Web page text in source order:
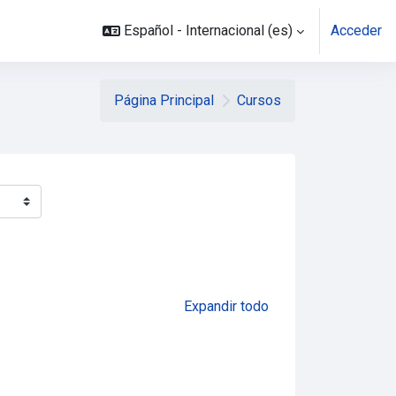
Español - Internacional ‎(es)‎ Acceder
Página Principal Cursos
Expandir todo